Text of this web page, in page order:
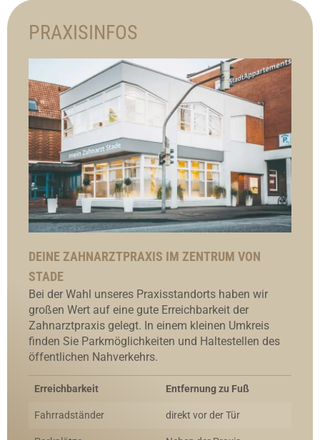
PRAXISINFOS
DEINE ZAHNARZTPRAXIS IM ZENTRUM VON
STADE
Bei der Wahl unseres Praxisstandorts haben wir
großen Wert auf eine gute Erreichbarkeit der
Zahnarztpraxis gelegt. In einem kleinen Umkreis
finden Sie Parkmöglichkeiten und Haltestellen des
öffentlichen Nahverkehrs.
Erreichbarkeit Entfernung zu Fuß
Fahrradständer direkt vor der Tür